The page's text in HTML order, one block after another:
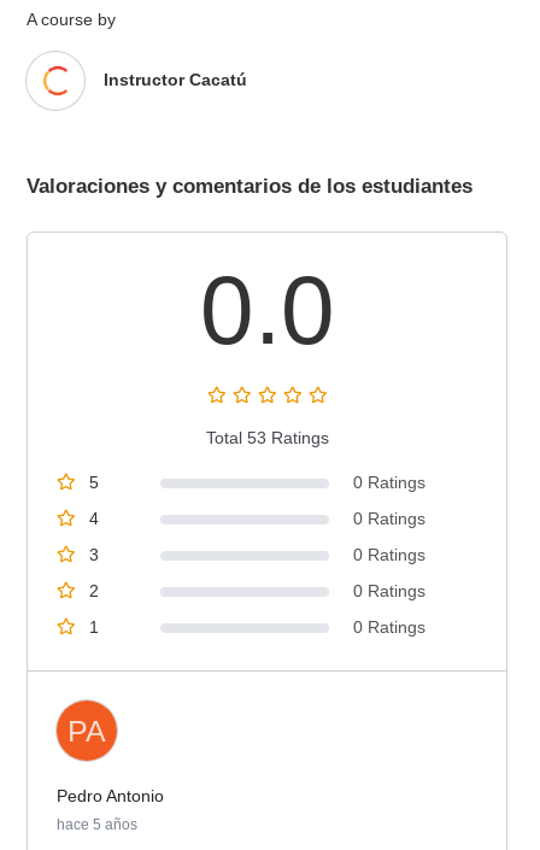
A course by
Instructor Cacatú
Valoraciones y comentarios de los estudiantes
0.0
Total 53 Ratings
5
0 Ratings
4
0 Ratings
3
0 Ratings
2
0 Ratings
1
0 Ratings
PA
Pedro Antonio
hace 5 años